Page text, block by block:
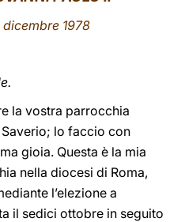
1978
la vostra parrocchia
lo faccio con
gioia. Questa è la mia
nella diocesi di Roma,
l’elezione a
il sedici ottobre in seguito